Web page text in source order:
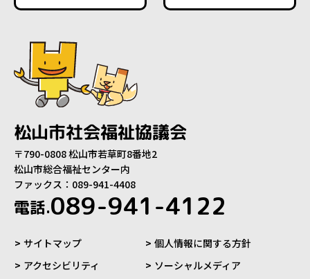
松山市社会福祉協議会
〒790-0808 松山市若草町8番地2
松山市総合福祉センター内
ファックス：089-941-4408
電話.089-941-4122
サイトマップ
個人情報に関する方針
アクセシビリティ
ソーシャルメディア